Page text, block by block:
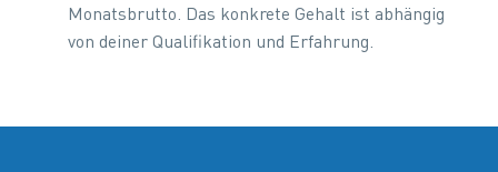
Monatsbrutto. Das konkrete Gehalt ist abhängig
von deiner Qualifikation und Erfahrung.